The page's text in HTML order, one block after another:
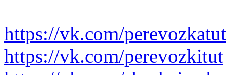
https://vk.com/perevozkatut
https://vk.com/perevozkitut